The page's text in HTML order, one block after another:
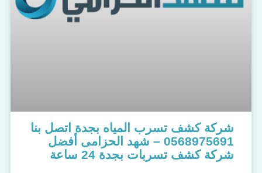
شركة كشف تسرب المياه بجدة اتصل بنا
0568975691 – شهد الحزامى أفضل
شركة كشف تسربات بجدة 24 ساعة